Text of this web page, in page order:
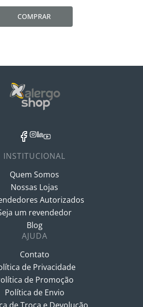
COMPRAR
INSTITUCIONAL
Quem Somos
Nossas Lojas
Autorizados
um revendedor
Blog
AJUDA
Contato
de Privacidade
de Promoção
Política de Envio